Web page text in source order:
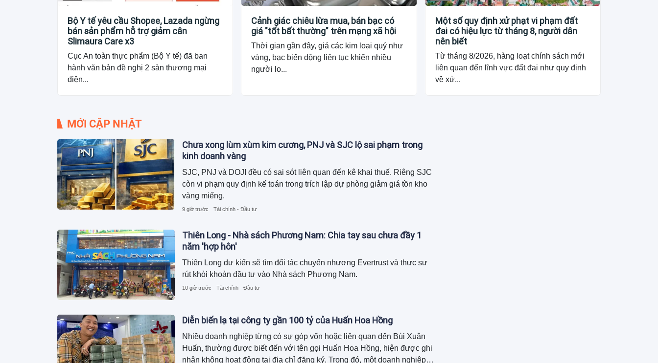
Bộ Y tế yêu cầu Shopee, Lazada ngừng
bán sản phẩm hỗ trợ giảm cân
Slimaura Care x3
Cục An toàn thực phẩm (Bộ Y tế) đã ban
hành văn bản đề nghị 2 sàn thương mại
điện...
Cảnh giác chiêu lừa mua, bán bạc có
giá "tốt bất thường" trên mạng xã hội
Thời gian gần đây, giá các kim loại quý như
vàng, bạc biến động liên tục khiến nhiều
người lo...
Một số quy định xử phạt vi phạm đất
đai có hiệu lực từ tháng 8, người dân
nên biết
Từ tháng 8/2026, hàng loạt chính sách mới
liên quan đến lĩnh vực đất đai như quy định
về xử...
MỚI CẬP NHẬT
Chưa xong lùm xùm kim cương, PNJ và SJC lộ sai phạm trong
kinh doanh vàng
SJC, PNJ và DOJI đều có sai sót liên quan đến kê khai thuế. Riêng SJC
còn vi phạm quy định kế toán trong trích lập dự phòng giảm giá tồn kho
vàng miếng.
9 giờ trước Tài chính - Đầu tư
Thiên Long - Nhà sách Phương Nam: Chia tay sau chưa đầy 1
năm 'hợp hôn'
Thiên Long dự kiến sẽ tìm đối tác chuyển nhượng Evertrust và thực sự
rút khỏi khoản đầu tư vào Nhà sách Phương Nam.
10 giờ trước Tài chính - Đầu tư
Diễn biến lạ tại công ty gần 100 tỷ của Huấn Hoa Hồng
Nhiều doanh nghiệp từng có sự góp vốn hoặc liên quan đến Bùi Xuân
Huấn, thường được biết đến với tên gọi Huấn Hoa Hồng, hiện được ghi
nhận không hoạt động tại địa chỉ đăng ký. Trong đó, một doanh nghiệp